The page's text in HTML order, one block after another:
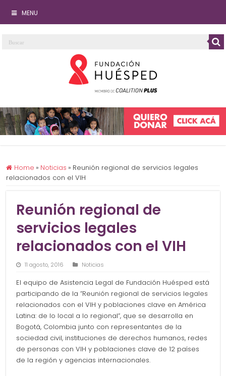
MENU
Home » Noticias » Reunión regional de servicios legales
relacionados con el VIH
Reunión regional de
servicios legales
relacionados con el VIH
11 agosto, 2016 Noticias
El equipo de Asistencia Legal de Fundación Huésped está
participando de la ”Reunión regional de servicios legales
relacionados con el VIH y poblaciones clave en América
Latina: de lo local a lo regional”, que se desarrolla en
Bogotá, Colombia junto con representantes de la
sociedad civil, instituciones de derechos humanos, redes
de personas con VIH y poblaciones clave de 12 países
de la región y agencias internacionales.